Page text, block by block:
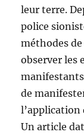
leur terre.
police
méthodes
observer les
de
l’application
Un article